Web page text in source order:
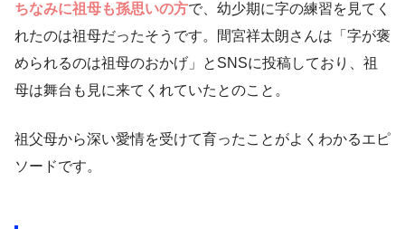
ちなみに祖母も孫思いの方で、幼少期に字の練習を見てく
れたのは祖母だったそうです。間宮祥太朗さんは「字が褒
められるのは祖母のおかげ」とSNSに投稿しており、祖
母は舞台も見に来てくれていたとのこと。
祖父母から深い愛情を受けて育ったことがよくわかるエピ
ソードです。